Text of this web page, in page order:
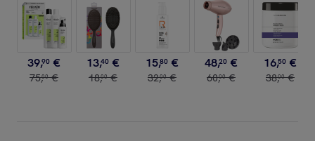
39,90 €
75,00 €
13,40 €
18,00 €
15,80 €
32,00 €
48,20 €
60,00 €
16,50 €
38,00 €